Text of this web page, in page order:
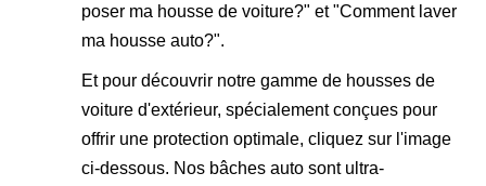
poser ma housse de voiture?" et "Comment laver
ma housse auto?".
Et pour découvrir notre gamme de housses de
voiture d'extérieur, spécialement conçues pour
offrir une protection optimale, cliquez sur l'image
ci-dessous. Nos bâches auto sont ultra-